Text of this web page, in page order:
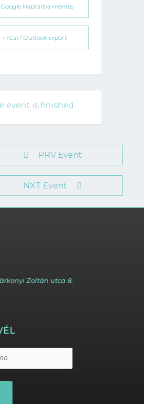
Google Naptárba mentés
+ iCal / Outlook export
event is finished.
PRV Event
NXT Event
Zoltán utca 8.